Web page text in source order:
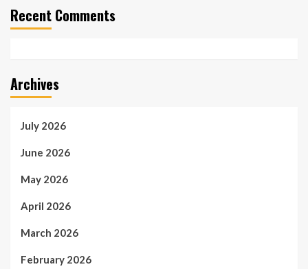
Recent Comments
Archives
July 2026
June 2026
May 2026
April 2026
March 2026
February 2026